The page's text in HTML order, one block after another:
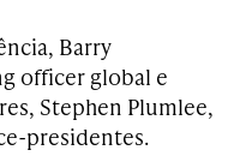
Barry
officer global e
Stephen Plumlee,
presidentes.